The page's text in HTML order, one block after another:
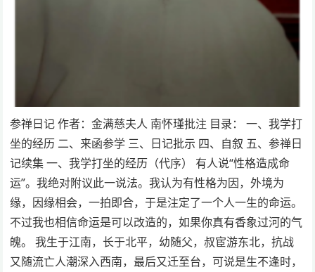
参禅日记 作者：金满慈夫人 南怀瑾批注 目录： 一、我学打
坐的经历 二、来函参学 三、日记批示 四、自叙 五、参禅日
记续集 一、我学打坐的经历（代序） 有人说“性格造成命
运”。我绝对附议此一说法。我认为有性格为因，外境为
缘，因缘相会，一拍即合，于是注定了一个人一生的命运。
不过我也相信命运是可以改造的，如果你真有香象过河的气
魄。 我生于江南，长于北平，幼随父，叔宦游东北，抗战
又随流亡人潮深入西南，最后又迁至台，可说是生不逢时，